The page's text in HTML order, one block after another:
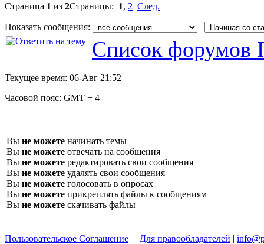
Страница 1 из 2Страницы: 1, 2 След.
Показать сообщения:
Список форумов
Текущее время: 06-Авг 21:52
Часовой пояс: GMT + 4
Вы не можете начинать темы
Вы не можете отвечать на сообщения
Вы не можете редактировать свои сообщения
Вы не можете удалять свои сообщения
Вы не можете голосовать в опросах
Вы не можете прикреплять файлы к сообщениям
Вы не можете скачивать файлы
Пользовательское Соглашение | Для правообладателей |